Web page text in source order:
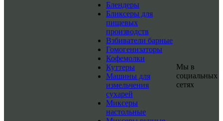
Блендеры
Бликсеры для
пищевых
производств
Взбиватели барные
Гомогенизаторы
Кофемолки
Куттеры
Машины для
измельчения
сухарей
Миксеры
настольные
Мы в
социальных
сетях